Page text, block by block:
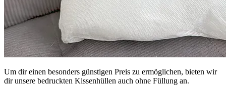
Um dir einen besonders günstigen Preis zu ermöglichen, bieten wir
dir unsere bedruckten Kissenhüllen auch ohne Füllung an.